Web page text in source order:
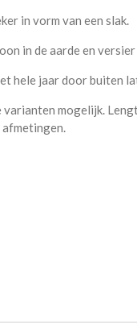
in vorm van een slak.
in de aarde en
hele jaar door buiten
varianten mogelijk.